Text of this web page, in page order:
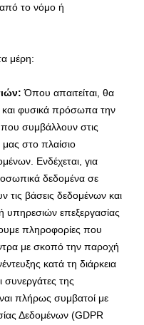
από το νόμο ή
μέρη:
Όπου απαιτείται, θα
και φυσικά πρόσωπα την
συμβάλλουν στις
στο πλαίσιο
Ενδέχεται, για
δεδομένα σε
τις βάσεις δεδομένων και
υπηρεσιών επεξεργασίας
πληροφορίες που
με σκοπό την παροχή
κατά τη διάρκεια
συνεργάτες της
πλήρως συμβατοί με
Δεδομένων (GDPR